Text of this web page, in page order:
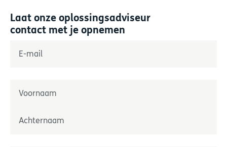
Laat onze oplossingsadviseur
contact met je opnemen